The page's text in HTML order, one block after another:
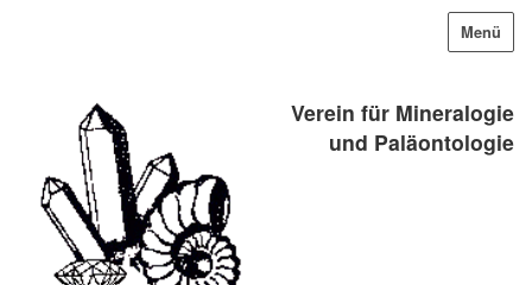
Verein für Mineralogie
und Paläontologie
Menü